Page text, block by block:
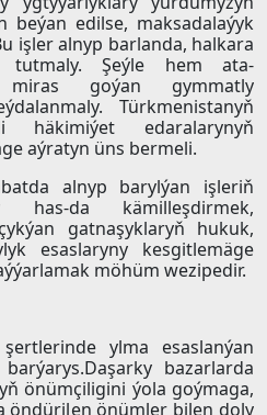
beýan edilse, maksadalaýyk
işler alnyp barlanda, halkara
Şeýle hem ata-
miras goýan gymmatly
Türkmenistanyň
häkimiýet edaralarynyň
aýratyn üns bermeli.
alnyp barylýan işleriň
has-da kämilleşdirmek,
gatnaşyklaryň hukuk,
esaslaryny kesgitlemäge
möhüm wezipedir.
ylma esaslanýan
bazarlarda
önümçiligini ýola goýmaga,
öndürilen önümler bilen doly